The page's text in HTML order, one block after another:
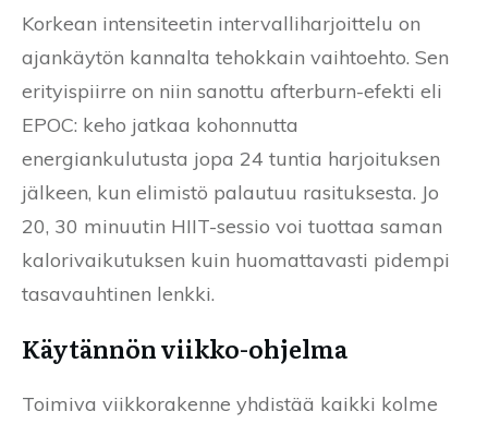
Korkean intensiteetin intervalliharjoittelu on
ajankäytön kannalta tehokkain vaihtoehto. Sen
erityispiirre on niin sanottu afterburn-efekti eli
EPOC: keho jatkaa kohonnutta
energiankulutusta jopa 24 tuntia harjoituksen
jälkeen, kun elimistö palautuu rasituksesta. Jo
20, 30 minuutin HIIT-sessio voi tuottaa saman
kalorivaikutuksen kuin huomattavasti pidempi
tasavauhtinen lenkki.
Käytännön viikko-ohjelma
Toimiva viikkorakenne yhdistää kaikki kolme